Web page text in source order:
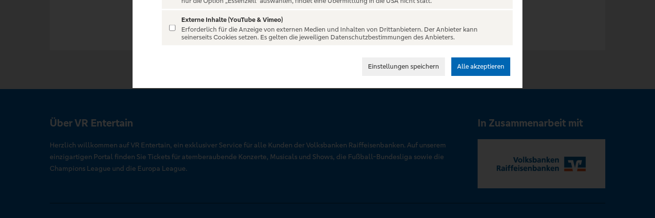
Über VR Entertain
Herzlich willkommen auf VR Entertain, ein exklusiver Service für alle Kunden der Volksbanken Raiffeisenbanken. Auf unserem
einzigartigen Portal finden Sie Tickets für atemberaubende Konzerte, Musicals und Shows, die Fußball-Bundesliga sowie die
Champions League und die Europa League.
In Zusammenarbeit mit
Externe Inhalte (YouTube & Vimeo)
Erforderlich für die Anzeige von externen Medien und Inhalten von Drittanbietern. Der Anbieter kann
seinerseits Cookies setzen. Es gelten die jeweiligen Datenschutzbestimmungen des Anbieters.
Einstellungen speichern Alle akzeptieren